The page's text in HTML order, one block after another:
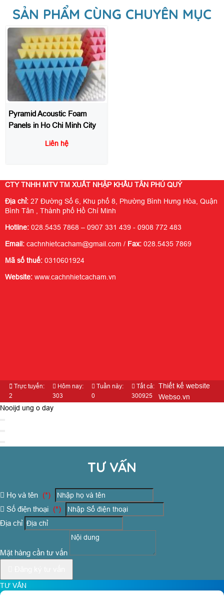
SẢN PHẨM CÙNG CHUYÊN MỤC
Pyramid Acoustic Foam
Panels in Ho Chi Minh City
Liên hệ
CTY TNHH MTV TM XUẤT NHẬP KHẨU TÂN PHÚ QUÝ
Địa chỉ: 27 Đường Số 6, Khu phố 8, Phường Bình Hưng Hòa, Quận
Bình Tân , Thành phố Hồ Chí Minh
Hotline: 028.5435 7868 – 0907 331 439 - 0908 772 483
Email: cachnhietcacham@gmail.com / Fax: 028.5435 7869
Mã số thuế: 0310601924
Website: www.cachnhietcacham.vn
Trực tuyến:
2
Hôm nay:
303
Tuần này:
0
Tất cả:
300925
Thiết kế website
Webso.vn
Nooijd ung o day
TƯ VẤN
Họ và tên (*)
Số điện thoại (*)
Địa chỉ
Mặt hàng cần tư vấn
TƯ VẤN